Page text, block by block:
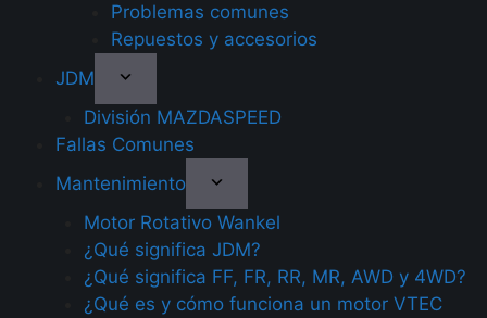
Problemas comunes
Repuestos y accesorios
JDM
División MAZDASPEED
Fallas Comunes
Mantenimiento
Motor Rotativo Wankel
¿Qué significa JDM?
¿Qué significa FF, FR, RR, MR, AWD y 4WD?
¿Qué es y cómo funciona un motor VTEC